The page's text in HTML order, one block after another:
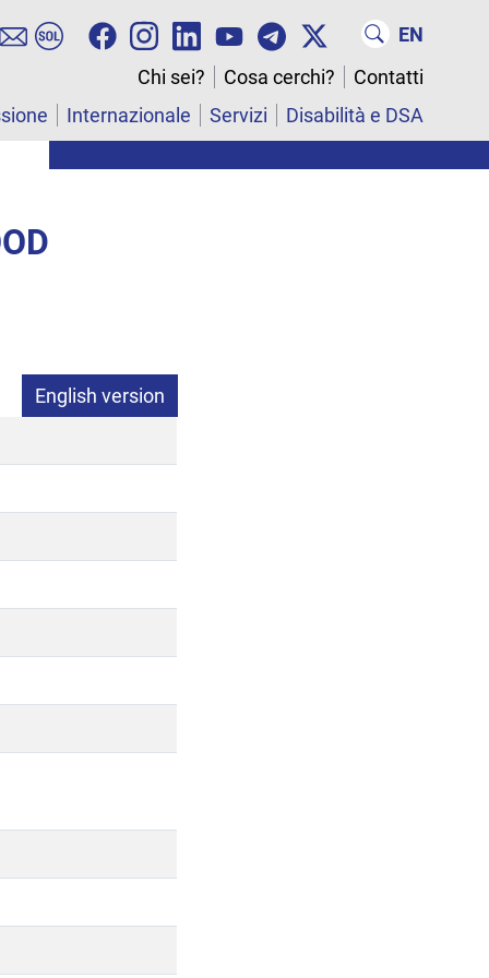
EN
Chi sei?
Cosa cerchi?
Contatti
Internazionale Servizi Disabilità e DSA
English version